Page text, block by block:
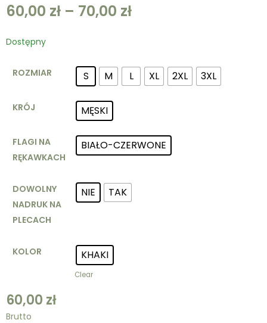
60,00 zł – 70,00 zł
Dostępny
ROZMIAR S M L XL 2XL 3XL
KRÓJ MĘSKI
FLAGI NA
RĘKAWKACH
BIAŁO-CZERWONE
DOWOLNY
NADRUK NA
PLECACH
NIE TAK
KOLOR KHAKI
Clear
60,00 zł
Brutto